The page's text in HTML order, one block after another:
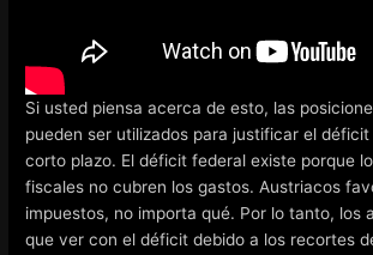
Si usted piensa acerca de esto, las
pueden ser utilizados para justificar el
corto plazo. El déficit federal existe porque
fiscales no cubren los gastos. Austriacos
impuestos, no importa qué. Por lo tanto, los
que ver con el déficit debido a los recortes